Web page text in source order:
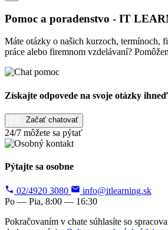
Pomoc a poradenstvo - IT
Máte otázky o našich kurzoch, termínoch,
práce alebo firemnom vzdelávaní?
Získajte odpovede na svoje otázky ihneď
Začať chatovať
24/7 môžete sa pýtať
Pýtajte sa osobne
02/4920 3080
info@itlearning.sk
Po — Pia, 8:00 — 16:30
Pokračovaním v chate súhlasíte so